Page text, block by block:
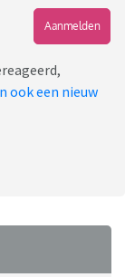
Aanmelden
ook een nieuw